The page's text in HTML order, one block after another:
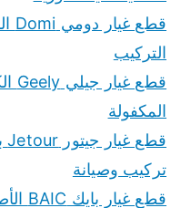
التركيب
المكفولة
تركيب وصيانة